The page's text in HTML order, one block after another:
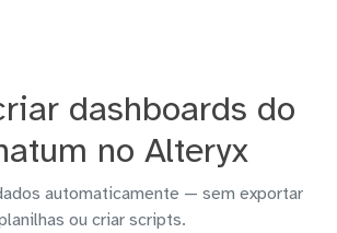
dashboards do
no Alteryx
automaticamente — sem exportar
ou criar scripts.